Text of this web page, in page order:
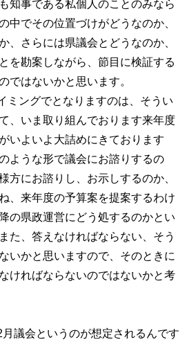
知事である私個人のことのみなら
中でその位置づけがどうなのか、
、さらには県議会とどうなのか、
を勘案しながら、節目に検証する
ではないかと思います。
ミングでとなりますのは、そうい
、いま取り組んでおります来年度
いよいよ大詰めにきております
ような形で議会にお諮りするの
方にお諮りし、お示しするのか、
、来年度の予算案を提案するわけ
の県政運営にどう処するのかとい
た、答えなければならない、そう
いかと思いますので、そのときに
ければならないのではないかと考
議会というのが想定されるんです